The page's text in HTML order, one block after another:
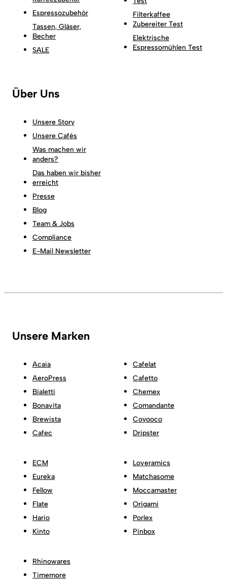
Espressozubehör
Tassen, Gläser,
Becher
SALE
Filterkaffee
Zubereiter Test
Elektrische
Espressomühlen Test
Über Uns
Unsere Story
Unsere Cafés
Was machen wir
anders?
Das haben wir bisher
erreicht
Presse
Blog
Team & Jobs
Compliance
E-Mail Newsletter
Unsere Marken
Acaia
AeroPress
Bialetti
Bonavita
Brewista
Cafec
Cafelat
Cafetto
Chemex
Comandante
Coyooco
Dripster
ECM
Eureka
Fellow
Flate
Hario
Kinto
Loveramics
Matchasome
Moccamaster
Origami
Porlex
Pinbox
Rhinowares
Timemore